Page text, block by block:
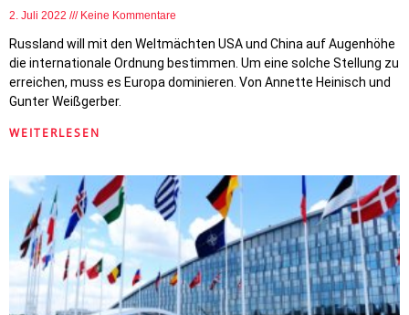
2. Juli 2022 Keine Kommentare
Russland will mit den Weltmächten USA und China auf Augenhöhe
die internationale Ordnung bestimmen. Um eine solche Stellung zu
erreichen, muss es Europa dominieren. Von Annette Heinisch und
Gunter Weißgerber.
WEITERLESEN